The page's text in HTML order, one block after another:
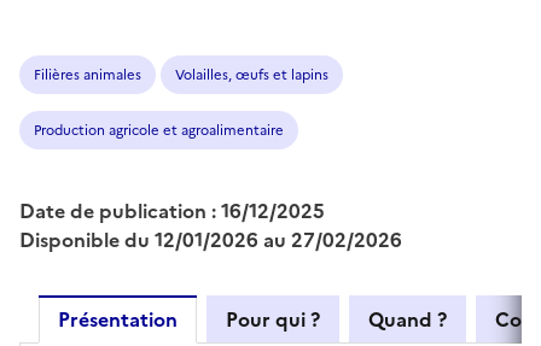
Filières animales Volailles, œufs et lapins
Production agricole et agroalimentaire
Date de publication : 16/12/2025
Disponible du 12/01/2026 au 27/02/2026
Présentation Pour qui ? Quand ?